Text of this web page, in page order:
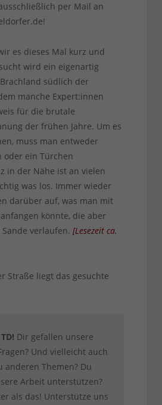
per Mail an
es dieses Mal kurz und
wird ein eigenartig
südlich der
manche Expert:innen
für die brutale
der frühen Jahre. Um es
muss man entweder
oder ein Türchen
in der Nähe ist an vielen
was los. Immer wieder
darüber auf, was man mit
könnte, die aber
verlaufen. [Lesezeit ca.
Straße liegt das gesuchte
Dir gefallen unsere
Und vielleicht auch
anderen Themen? Du
Arbeit unterstützen?
als das! Unterstütze uns